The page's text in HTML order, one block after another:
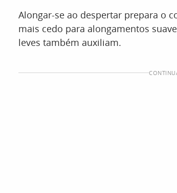
Alongar-se ao despertar prepara o
mais cedo para alongamentos
leves também auxiliam.